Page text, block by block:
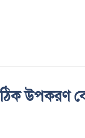
উপকরণ